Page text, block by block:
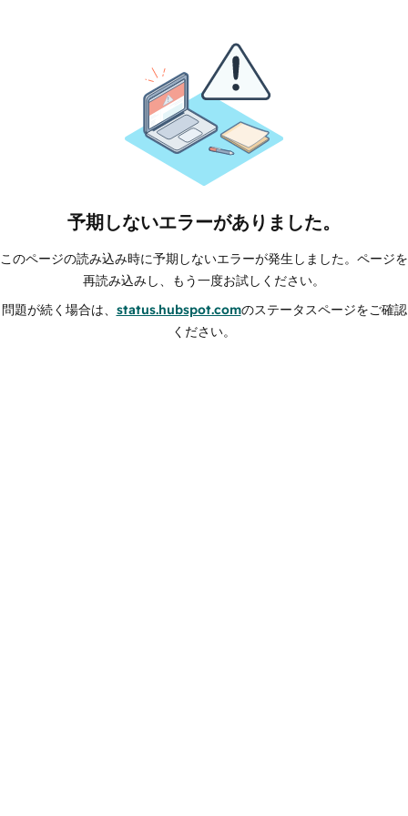
予期しないエラーがありました。
このページの読み込み時に予期しないエラーが発生しました。ページを
再読み込みし、もう一度お試しください。
問題が続く場合は、 status.hubspot.comのステータスページをご確認
ください。